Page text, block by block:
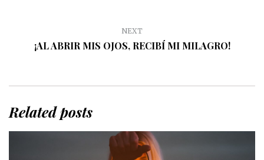
NEXT
¡AL ABRIR MIS OJOS, RECIBÍ MI MILAGRO!
Related posts